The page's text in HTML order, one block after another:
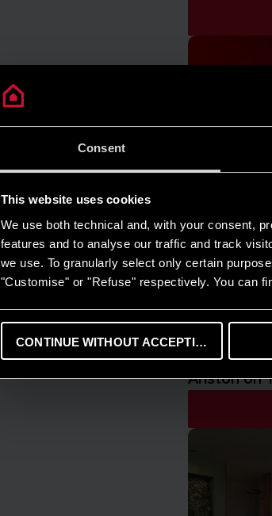
Consent
This website uses cookies
We use both technical and, with your consent,
features and to analyse our traffic and track
we use. To granularly select only certain
"Customise" or "Refuse" respectively. You can
CONTINUE WITHOUT ACCEPTING
PRODOTTI E
Ariston on